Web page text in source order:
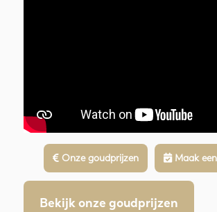
Onze goudprijzen Maak
Bekijk onze goudprijzen